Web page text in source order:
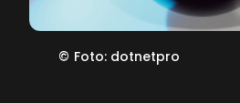
© Foto: dotnetpro